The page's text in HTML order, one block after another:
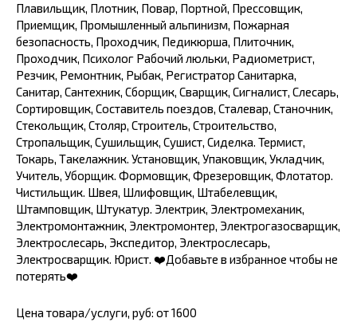
Плавильщик, Плотник, Повар, Портной, Прессовщик,
Приемщик, Промышленный альпинизм, Пожарная
безопасность, Проходчик, Педикюрша, Плиточник,
Проходчик, Психолог Рабочий люльки, Радиометрист,
Резчик, Ремонтник, Рыбак, Регистратор Санитарка,
Санитар, Сантехник, Сборщик, Сварщик, Сигналист, Слесарь,
Сортировщик, Составитель поездов, Сталевар, Станочник,
Стекольщик, Столяр, Строитель, Строительство,
Стропальщик, Сушильщик, Сушист, Сиделка. Термист,
Токарь, Такелажник. Установщик, Упаковщик, Укладчик,
Учитель, Уборщик. Формовщик, Фрезеровщик, Флотатор.
Чистильщик. Швея, Шлифовщик, Штабелевщик,
Штамповщик, Штукатур. Электрик, Электромеханик,
Электромонтажник, Электромонтер, Электрогазосварщик,
Электрослесарь, Экспедитор, Электрослесарь,
Электросварщик. Юрист. ❤️Добавьте в избранное чтобы не
потерять❤️
Цена товара/услуги, руб: от 1600